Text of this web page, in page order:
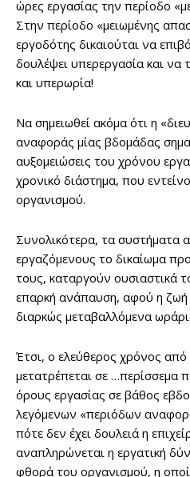
ώρες εργασίας την περίοδο
Στην περίοδο «μειωμένης
εργοδότης δικαιούται να
δουλέψει υπερεργασία και να
και υπερωρία!
Να σημειωθεί ακόμα ότι η
αναφοράς μίας βδομάδας
αυξομειώσεις του χρόνου
χρονικό διάστημα, που
οργανισμού.
Συνολικότερα, τα συστήματα
εργαζόμενους το δικαίωμα
τους, καταργούν ουσιαστικά
επαρκή ανάπαυση, αφού η
διαρκώς μεταβαλλόμενα
Έτσι, ο ελεύθερος χρόνος
μετατρέπεται σε …περίσσεμα
όρους εργασίας σε βάθος
λεγόμενων «περιόδων
πότε δεν έχει δουλειά η
αναπληρώνεται η εργατική
φθορά του οργανισμού, η